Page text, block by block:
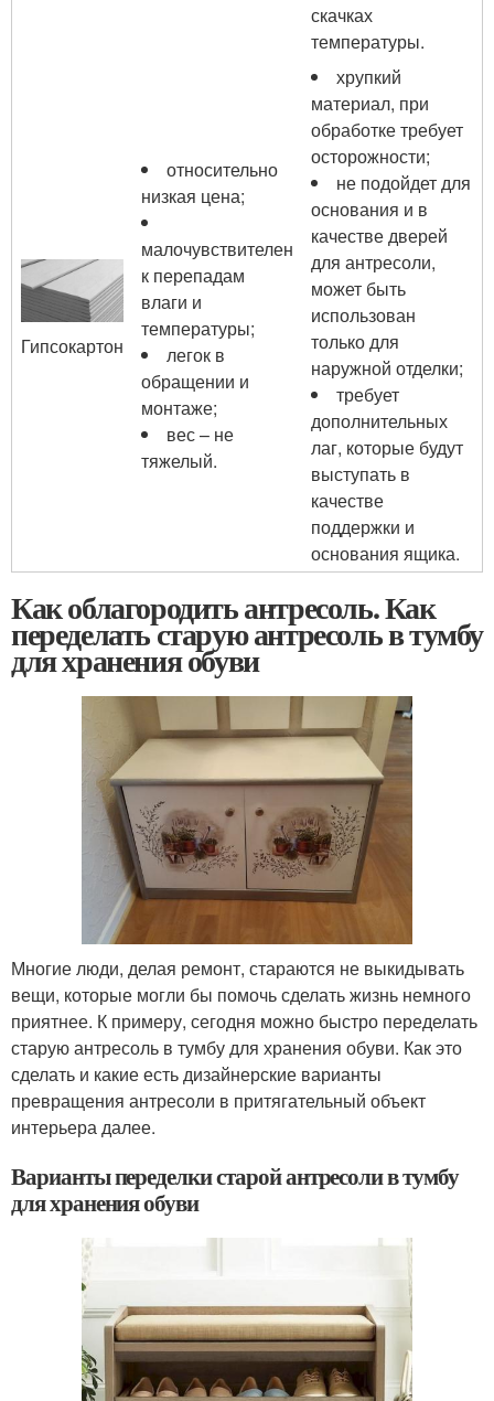
скачках
температуры.
Гипсокартон
относительно
низкая цена;
малочувствителен
к перепадам
влаги и
температуры;
легок в
обращении и
монтаже;
вес – не
тяжелый.
хрупкий
материал, при
обработке требует
осторожности;
не подойдет для
основания и в
качестве дверей
для антресоли,
может быть
использован
только для
наружной отделки;
требует
дополнительных
лаг, которые будут
выступать в
качестве
поддержки и
основания ящика.
Как облагородить антресоль. Как
переделать старую антресоль в тумбу
для хранения обуви
Многие люди, делая ремонт, стараются не выкидывать
вещи, которые могли бы помочь сделать жизнь немного
приятнее. К примеру, сегодня можно быстро переделать
старую антресоль в тумбу для хранения обуви. Как это
сделать и какие есть дизайнерские варианты
превращения антресоли в притягательный объект
интерьера далее.
Варианты переделки старой антресоли в тумбу
для хранения обуви